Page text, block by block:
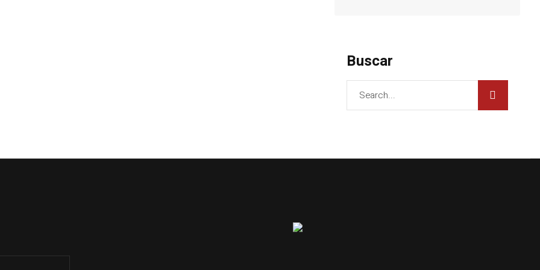
Buscar